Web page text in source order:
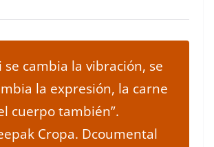
se cambia la vibración, se
la expresión, la carne
cuerpo también”.
Cropa. Dcoumental